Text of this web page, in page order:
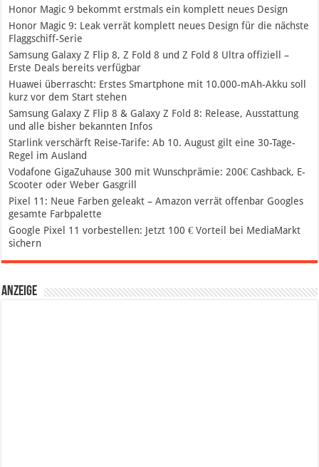
Honor Magic 9 bekommt erstmals ein komplett neues Design
Honor Magic 9: Leak verrät komplett neues Design für die nächste
Flaggschiff-Serie
Samsung Galaxy Z Flip 8, Z Fold 8 und Z Fold 8 Ultra offiziell –
Erste Deals bereits verfügbar
Huawei überrascht: Erstes Smartphone mit 10.000-mAh-Akku soll
kurz vor dem Start stehen
Samsung Galaxy Z Flip 8 & Galaxy Z Fold 8: Release, Ausstattung
und alle bisher bekannten Infos
Starlink verschärft Reise-Tarife: Ab 10. August gilt eine 30-Tage-
Regel im Ausland
Vodafone GigaZuhause 300 mit Wunschprämie: 200€ Cashback, E-
Scooter oder Weber Gasgrill
Pixel 11: Neue Farben geleakt – Amazon verrät offenbar Googles
gesamte Farbpalette
Google Pixel 11 vorbestellen: Jetzt 100 € Vorteil bei MediaMarkt
sichern
Anzeige